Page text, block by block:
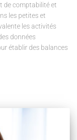
de comptabilité et
les petites et
les activités
données
établir des balances